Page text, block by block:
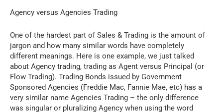
Agency versus Agencies Trading
One of the hardest part of Sales & Trading is the amount of
jargon and how many similar words have completely
different meanings. Here is one example, we just talked
about Agency trading, trading as Agent versus Principal (or
Flow Trading). Trading Bonds issued by Government
Sponsored Agencies (Freddie Mac, Fannie Mae, etc) has a
very similar name Agencies Trading – the only difference
was singular or pluralizing Agency when using the word